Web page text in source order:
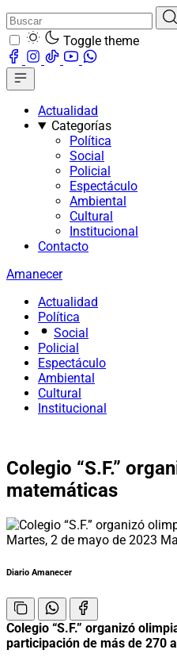
Toggle theme
Actualidad
Categorías
Política
Social
Policial
Espectáculo
Ambiental
Cultural
Institucional
Contacto
Amanecer
Actualidad
Política
Social
Policial
Espectáculo
Ambiental
Cultural
Institucional
Colegio “S.F.”
matemáticas
Martes, 2 de mayo de 2023
Diario Amanecer
Colegio “S.F.” organizó
participación de más de 270